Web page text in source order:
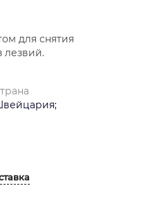
для снятия
лезвий.